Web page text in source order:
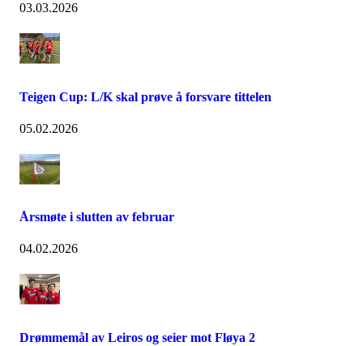
03.03.2026
Teigen Cup: L/K skal prøve å forsvare tittelen
05.02.2026
Årsmøte i slutten av februar
04.02.2026
Drømmemål av Leiros og seier mot Fløya 2